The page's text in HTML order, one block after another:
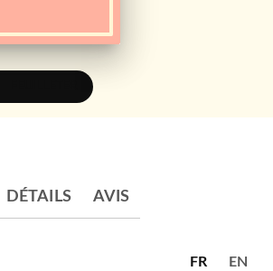
DÉTAILS AVIS
FR EN